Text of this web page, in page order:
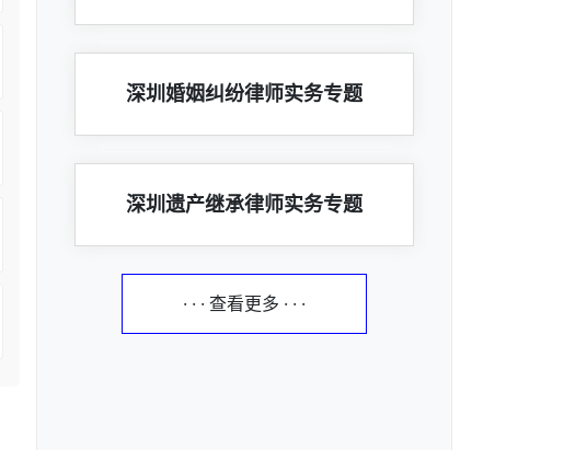
深圳婚姻纠纷律师实务专题
深圳遗产继承律师实务专题
· · · 查看更多 · · ·